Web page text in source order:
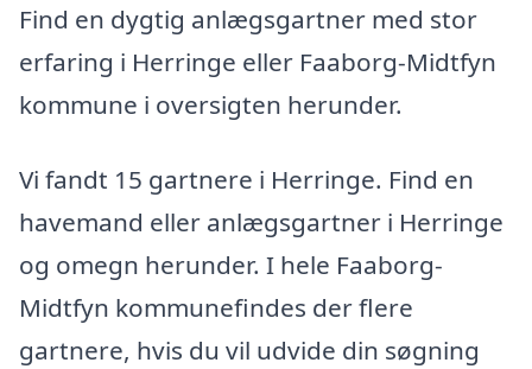
Find en dygtig anlægsgartner med stor
erfaring i Herringe eller Faaborg-Midtfyn
kommune i oversigten herunder.
Vi fandt 15 gartnere i Herringe. Find en
havemand eller anlægsgartner i Herringe
og omegn herunder. I hele Faaborg-
Midtfyn kommunefindes der flere
gartnere, hvis du vil udvide din søgning